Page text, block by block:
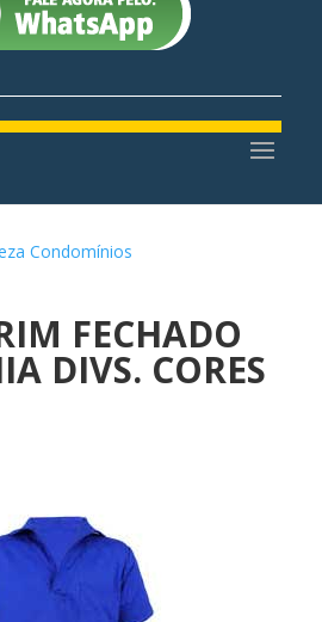
Condomínios
FECHADO
DIVS. CORES